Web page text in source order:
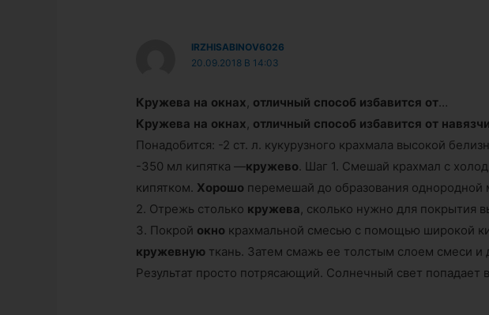
IRZHISABINOV6026
20.09.2018 В 14:03
Кружева на окнах, отличный способ избавится от…
Кружева на окнах, отличный способ избавится от
Понадобится: -2 ст. л. кукурузного крахмала высокой
-350 мл кипятка —кружево. Шаг 1. Смешай крахмал с
кипятком. Хорошо перемешай до образования однородной
2. Отрежь столько кружева, сколько нужно для покрытия
3. Покрой окно крахмальной смесью с помощью широкой
кружевную ткань. Затем смажь ее толстым слоем смеси и
Результат просто потрясающий. Солнечный свет попадает